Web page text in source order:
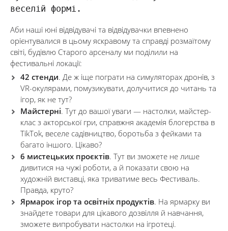
веселій формі.
Аби наші юні відвідувачі та відвідувачки впевнено
орієнтувалися в цьому яскравому та справді розмаїтому
світі, будівлю Старого арсеналу ми поділили на
фестивальні локації:
42 стенди. Де ж іще пограти на симуляторах дронів, з
VR-окулярами, помузикувати, долучитися до читань та
ігор, як не тут?
Майстерні. Тут до вашої уваги — настолки, майстер-
клас з акторської гри, справжня академія блогерства в
TikTok, веселе садівництво, боротьба з фейками та
багато іншого. Цікаво?
6 мистецьких проєктів. Тут ви зможете не лише
дивитися на чужі роботи, а й показати свою на
художній виставці, яка триватиме весь Фестиваль.
Правда, круто?
Ярмарок ігор та освітніх продуктів. На ярмарку ви
знайдете товари для цікавого дозвілля й навчання,
зможете випробувати настолки на ігротеці.